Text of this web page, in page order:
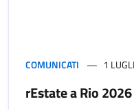
COMUNICATI 1
rEstate a Rio 2026